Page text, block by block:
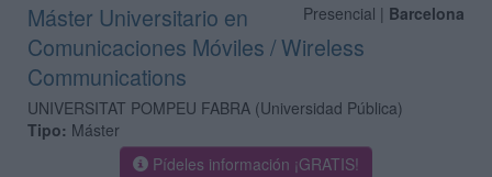
Presencial | Barcelona
Máster Universitario en
Comunicaciones Móviles / Wireless
Communications
UNIVERSITAT POMPEU FABRA (Universidad Pública)
Tipo: Máster
Pídeles información ¡GRATIS!